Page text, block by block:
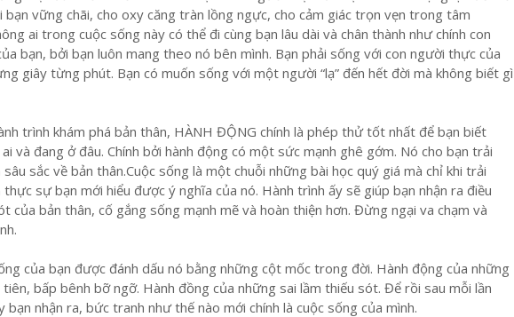
bạn vững chãi, cho oxy căng tràn lồng ngực, cho cảm giác trọn vẹn trong tâm
ai trong cuộc sống này có thể đi cùng bạn lâu dài và chân thành như chính con
bạn, bởi bạn luôn mang theo nó bên mình. Bạn phải sống với con người thực của
giây từng phút. Bạn có muốn sống với một người “lạ” đến hết đời mà không biết gì
trình khám phá bản thân, HÀNH ĐỘNG chính là phép thử tốt nhất để bạn biết
ai và đang ở đâu. Chính bởi hành động có một sức mạnh ghê gớm. Nó cho bạn trải
sâu sắc về bản thân.Cuộc sống là một chuỗi những bài học quý giá mà chỉ khi trải
thực sự bạn mới hiểu được ý nghĩa của nó. Hành trình ấy sẽ giúp bạn nhận ra điều
của bản thân, cố gắng sống mạnh mẽ và hoàn thiện hơn. Đừng ngại va chạm và
của bạn được đánh dấu nó bằng những cột mốc trong đời. Hành động của những
tiên, bấp bênh bỡ ngỡ. Hành đồng của những sai lầm thiếu sót. Để rồi sau mỗi lần
bạn nhận ra, bức tranh như thế nào mới chính là cuộc sống của mình.